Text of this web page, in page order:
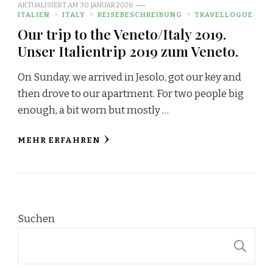
AKTUALISIERT AM 30. JANUAR 2026
ITALIEN
ITALY REISEBESCHREIBUNG TRAVELLOGUE
Our trip to the Veneto/Italy 2019.
Unser Italientrip 2019 zum Veneto.
On Sunday, we arrived in Jesolo, got our key and
then drove to our apartment. For two people big
enough, a bit worn but mostly …
MEHR ERFAHREN
Suchen